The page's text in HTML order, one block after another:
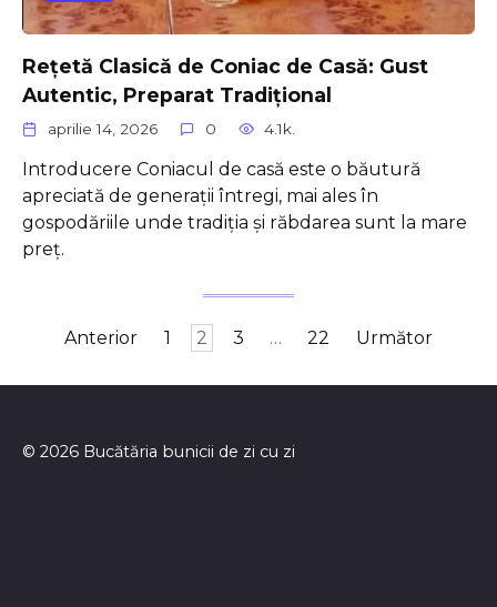
Rețetă Clasică de Coniac de Casă: Gust
Autentic, Preparat Tradițional
aprilie 14, 2026 0 4.1k.
Introducere Coniacul de casă este o băutură
apreciată de generații întregi, mai ales în
gospodăriile unde tradiția și răbdarea sunt la mare
preț.
Paginație
Anterior 1 2 3 … 22 Următor
© 2026 Bucătăria bunicii de zi cu zi